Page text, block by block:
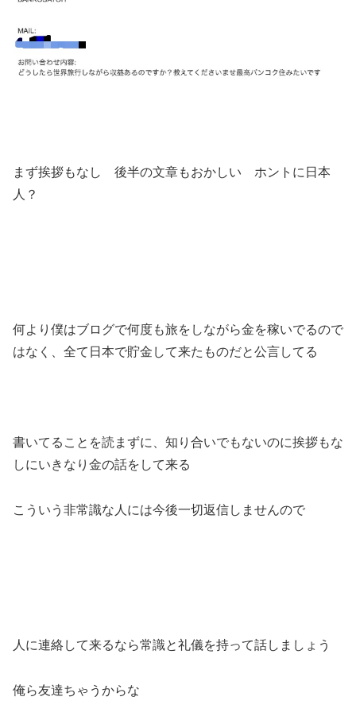
まず挨拶もなし 後半の文章もおかしい ホントに日本
人？
何より僕はブログで何度も旅をしながら金を稼いでるので
はなく、全て日本で貯金して来たものだと公言してる
書いてることを読まずに、知り合いでもないのに挨拶もな
しにいきなり金の話をして来る
こういう非常識な人には今後一切返信しませんので
人に連絡して来るなら常識と礼儀を持って話しましょう
俺ら友達ちゃうからな